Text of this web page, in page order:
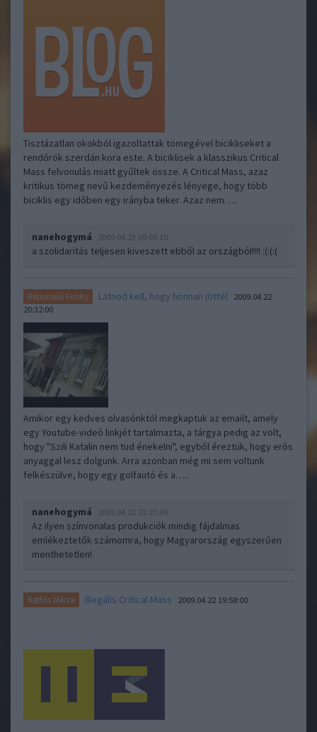
Tisztázatlan okokból igazoltattak tömegével bicikliseket a
rendőrök szerdán kora este. A biciklisek a klasszikus Critical
Mass felvonulás miatt gyűltek össze. A Critical Mass, azaz
kritikus tömeg nevű kezdeményezés lényege, hogy több
biciklis egy időben egy irányba teker. Azaz nem…..
nanehogymá 2009.04.23 09:09:10
a szolidaritás teljesen kiveszett ebből az országból!!!! :(:(:(
Képviselő Funky Látnod kell, hogy honnan jöttél 2009.04.22
20:32:00
Amikor egy kedves olvasónktól megkaptuk az emailt, amely
egy Youtube-videó linkjét tartalmazta, a tárgya pedig az volt,
hogy "Szili Katalin nem tud énekelni", egyből éreztük, hogy erős
anyaggal lesz dolgunk. Arra azonban még mi sem voltunk
felkészülve, hogy egy golfautó és a…..
nanehogymá 2009.04.22 23:27:36
Az ilyen színvonalas produkciók mindig fájdalmas
emlékeztetők számomra, hogy Magyarország egyszerűen
menthetetlen!
Kettős Mérce lllegális Critical Mass 2009.04.22 19:58:00